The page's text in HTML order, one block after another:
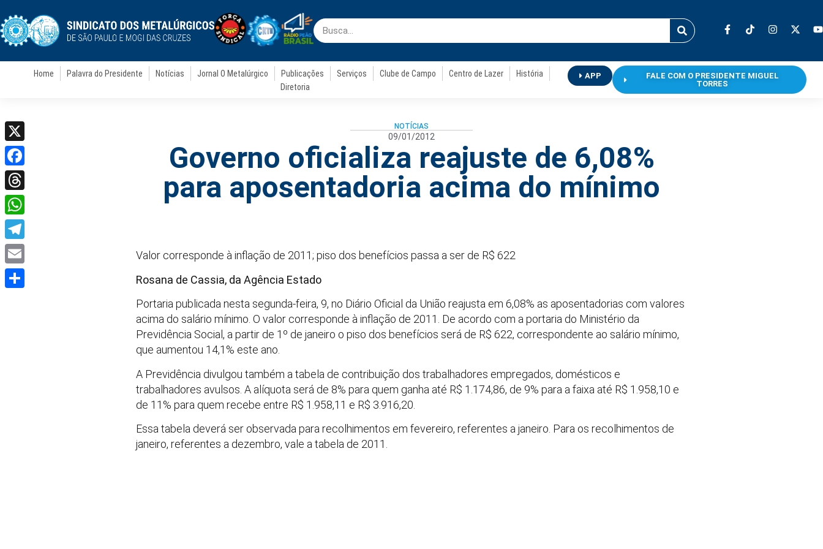
Home Palavra do Presidente Notícias Jornal O Metalúrgico Publicações Serviços Clube de Campo Centro de Lazer
História
Diretoria
APP
FALE COM O PRESIDENTE MIGUEL
TORRES
NOTÍCIAS
09/01/2012
Governo oficializa reajuste de 6,08%
para aposentadoria acima do mínimo
Valor corresponde à inflação de 2011; piso dos benefícios passa a ser de R$ 622
Rosana de Cassia, da Agência Estado
Portaria publicada nesta segunda-feira, 9, no Diário Oficial da União reajusta em 6,08% as aposentadorias com valores
acima do salário mínimo. O valor corresponde à inflação de 2011. De acordo com a portaria do Ministério da
Previdência Social, a partir de 1º de janeiro o piso dos benefícios será de R$ 622, correspondente ao salário mínimo,
que aumentou 14,1% este ano.
A Previdência divulgou também a tabela de contribuição dos trabalhadores empregados, domésticos e
trabalhadores avulsos. A alíquota será de 8% para quem ganha até R$ 1.174,86, de 9% para a faixa até R$ 1.958,10 e
de 11% para quem recebe entre R$ 1.958,11 e R$ 3.916,20.
Essa tabela deverá ser observada para recolhimentos em fevereiro, referentes a janeiro. Para os recolhimentos de
janeiro, referentes a dezembro, vale a tabela de 2011.
X
Facebook
Threads
WhatsApp
Telegram
Email